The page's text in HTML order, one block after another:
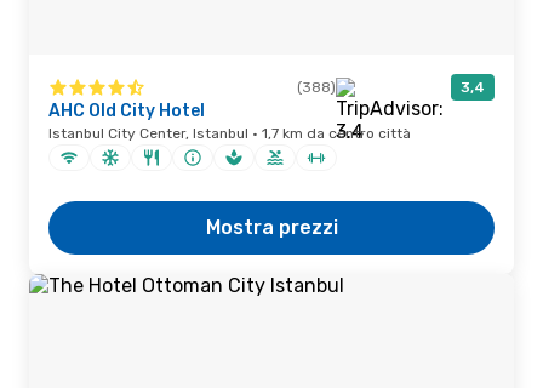
(388) 3,4
AHC Old City Hotel
Istanbul City Center, Istanbul · 1,7 km da centro città
Mostra prezzi